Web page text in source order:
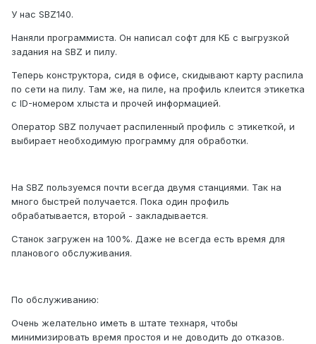
У нас SBZ140.
Наняли программиста. Он написал софт для КБ с выгрузкой
задания на SBZ и пилу.
Теперь конструктора, сидя в офисе, скидывают карту распила
по сети на пилу. Там же, на пиле, на профиль клеится этикетка
с ID-номером хлыста и прочей информацией.
Оператор SBZ получает распиленный профиль с этикеткой, и
выбирает необходимую программу для обработки.
На SBZ пользуемся почти всегда двумя станциями. Так на
много быстрей получается. Пока один профиль
обрабатывается, второй - закладывается.
Станок загружен на 100%. Даже не всегда есть время для
планового обслуживания.
По обслуживанию:
Очень желательно иметь в штате технаря, чтобы
минимизировать время простоя и не доводить до отказов.